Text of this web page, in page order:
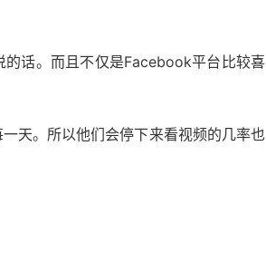
话。而且不仅是Facebook平台比较喜
天。所以他们会停下来看视频的几率也